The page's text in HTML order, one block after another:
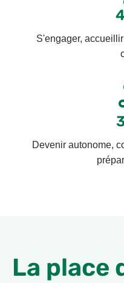
S'engager,
Devenir autonome,
La place